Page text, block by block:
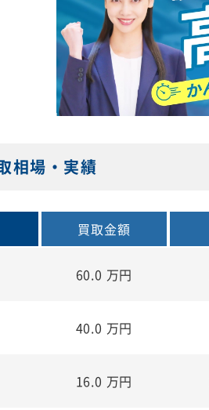
相場・実績
買取金額
60.0 万円
40.0 万円
16.0 万円